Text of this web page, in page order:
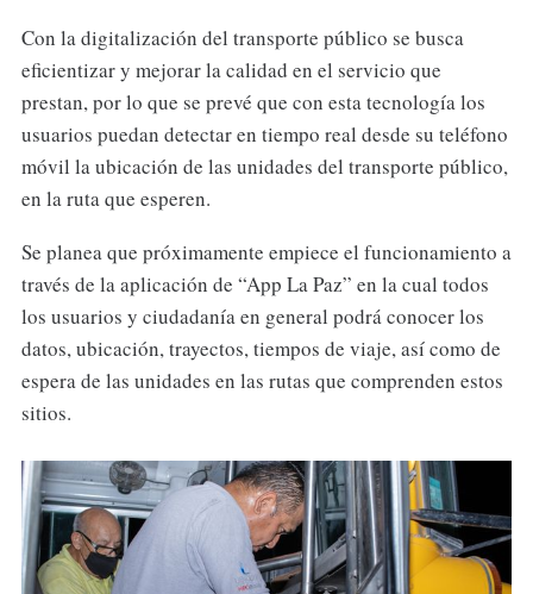
Con la digitalización del transporte público se busca
eficientizar y mejorar la calidad en el servicio que
prestan, por lo que se prevé que con esta tecnología los
usuarios puedan detectar en tiempo real desde su teléfono
móvil la ubicación de las unidades del transporte público,
en la ruta que esperen.
Se planea que próximamente empiece el funcionamiento a
través de la aplicación de “App La Paz” en la cual todos
los usuarios y ciudadanía en general podrá conocer los
datos, ubicación, trayectos, tiempos de viaje, así como de
espera de las unidades en las rutas que comprenden estos
sitios.